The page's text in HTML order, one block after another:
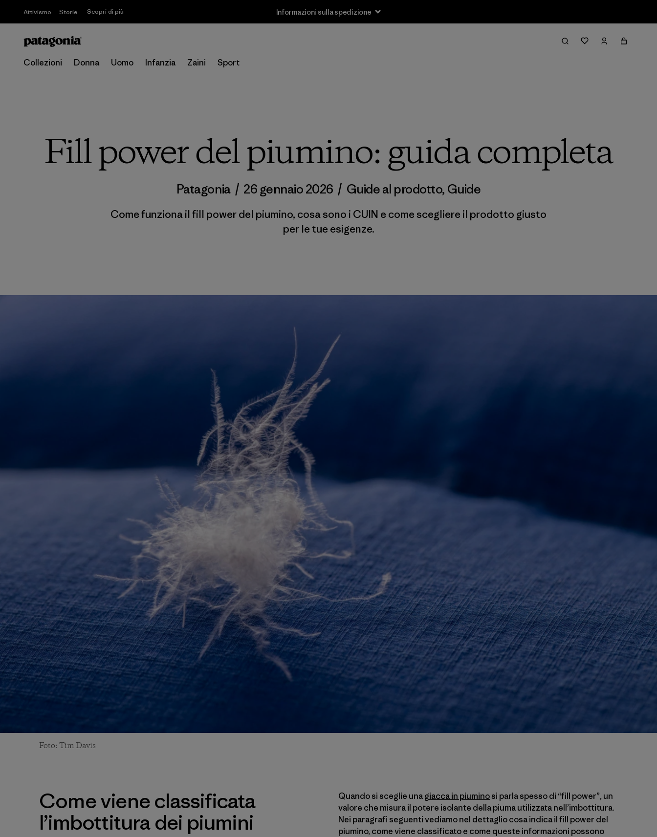
Attivismo Storie Scopri di più Informazioni sulla spedizione
Collezioni Donna Uomo Infanzia Zaini Sport
Fill power del piumino: guida completa
Patagonia / 26 gennaio 2026 / Guide al prodotto, Guide
Come funziona il fill power del piumino, cosa sono i CUIN e come scegliere il prodotto giusto
per le tue esigenze.
Foto: Tim Davis
Come viene classificata
l’imbottitura dei piumini
Quando si sceglie unagiacca in piuminosi parla spesso di “fill power”, un
valore che misura il potere isolante della piuma utilizzata nell’imbottitura.
Nei paragrafi seguenti vediamo nel dettaglio cosa indica il fill power del
piumino, come viene classificato e come queste informazioni possono